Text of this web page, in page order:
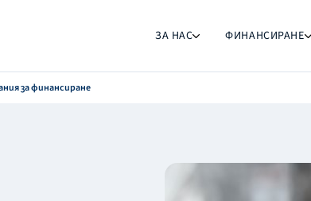
ЗА НАС ФИНАНСИРАНЕ
за финансиране